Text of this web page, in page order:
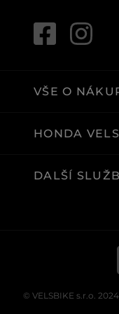
VŠE O
HONDA
DALŠÍ
© VELSBIKE s.r.o.